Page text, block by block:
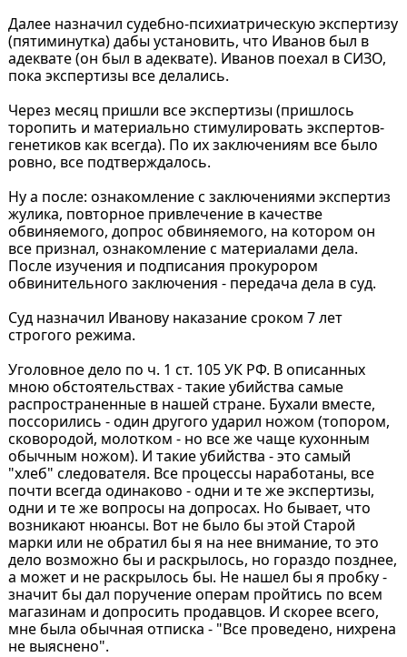
Далее назначил судебно-психиатрическую экспертизу
(пятиминутка) дабы установить, что Иванов был в
адеквате (он был в адеквате). Иванов поехал в СИЗО,
пока экспертизы все делались.
Через месяц пришли все экспертизы (пришлось
торопить и материально стимулировать экспертов-
генетиков как всегда). По их заключениям все было
ровно, все подтверждалось.
Ну а после: ознакомление с заключениями экспертиз
жулика, повторное привлечение в качестве
обвиняемого, допрос обвиняемого, на котором он
все признал, ознакомление с материалами дела.
После изучения и подписания прокурором
обвинительного заключения - передача дела в суд.
Суд назначил Иванову наказание сроком 7 лет
строгого режима.
Уголовное дело по ч. 1 ст. 105 УК РФ. В описанных
мною обстоятельствах - такие убийства самые
распространенные в нашей стране. Бухали вместе,
поссорились - один другого ударил ножом (топором,
сковородой, молотком - но все же чаще кухонным
обычным ножом). И такие убийства - это самый
"хлеб" следователя. Все процессы наработаны, все
почти всегда одинаково - одни и те же экспертизы,
одни и те же вопросы на допросах. Но бывает, что
возникают нюансы. Вот не было бы этой Старой
марки или не обратил бы я на нее внимание, то это
дело возможно бы и раскрылось, но гораздо позднее,
а может и не раскрылось бы. Не нашел бы я пробку -
значит бы дал поручение операм пройтись по всем
магазинам и допросить продавцов. И скорее всего,
мне была обычная отписка - "Все проведено, нихрена
не выяснено".